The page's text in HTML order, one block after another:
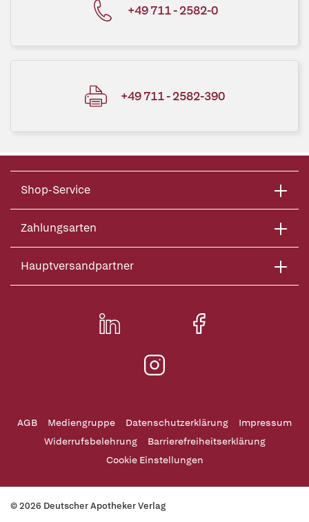
+49 711 - 2582-0
+49 711 - 2582-390
Shop-Service
Zahlungsarten
Hauptversandpartner
AGB Mediengruppe Datenschutzerklärung
Impressum
Widerrufsbelehrung
Barrierefreiheitserklärung
Cookie Einstellungen
© 2026 Deutscher Apotheker Verlag